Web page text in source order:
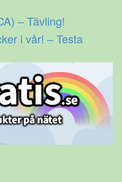
– Tävling!
i vår! – Testa